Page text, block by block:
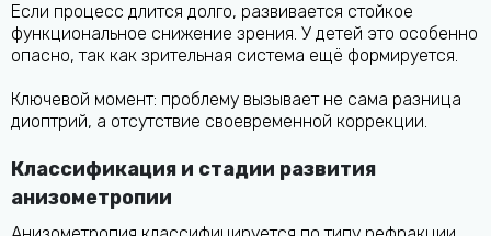
Если процесс длится долго, развивается стойкое
функциональное снижение зрения. У детей это особенно
опасно, так как зрительная система ещё формируется.
Ключевой момент: проблему вызывает не сама разница
диоптрий, а отсутствие своевременной коррекции.
Классификация и стадии развития
анизометропии